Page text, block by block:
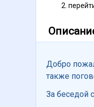
Добро
также
За беседой